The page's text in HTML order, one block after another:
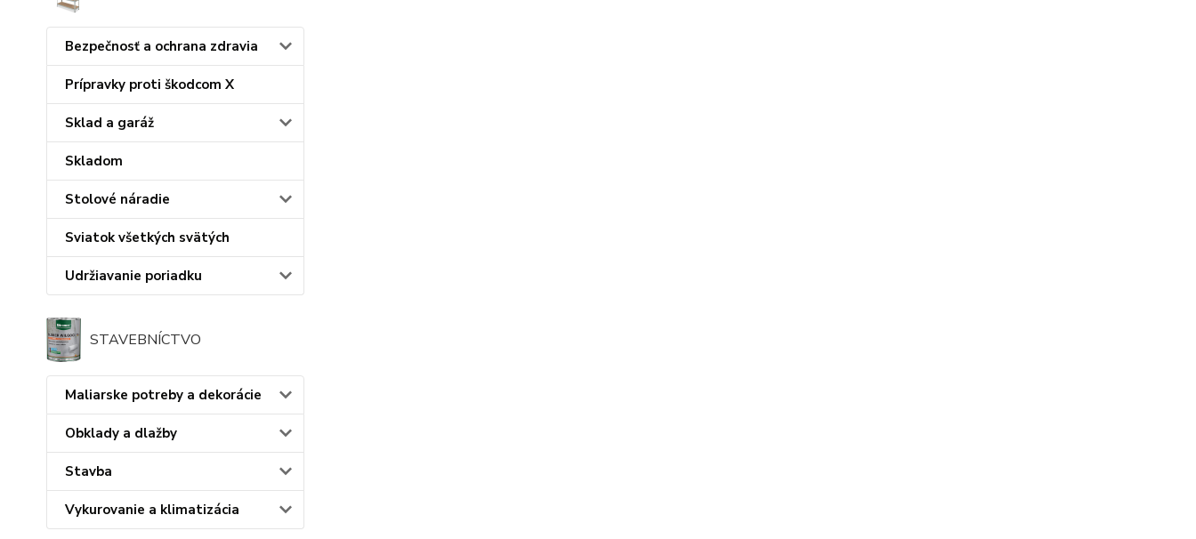
Bezpečnosť a ochrana zdravia
Prípravky proti škodcom X
Sklad a garáž
Skladom
Stolové náradie
Sviatok všetkých svätých
Udržiavanie poriadku
STAVEBNÍCTVO
Maliarske potreby a dekorácie
Obklady a dlažby
Stavba
Vykurovanie a klimatizácia